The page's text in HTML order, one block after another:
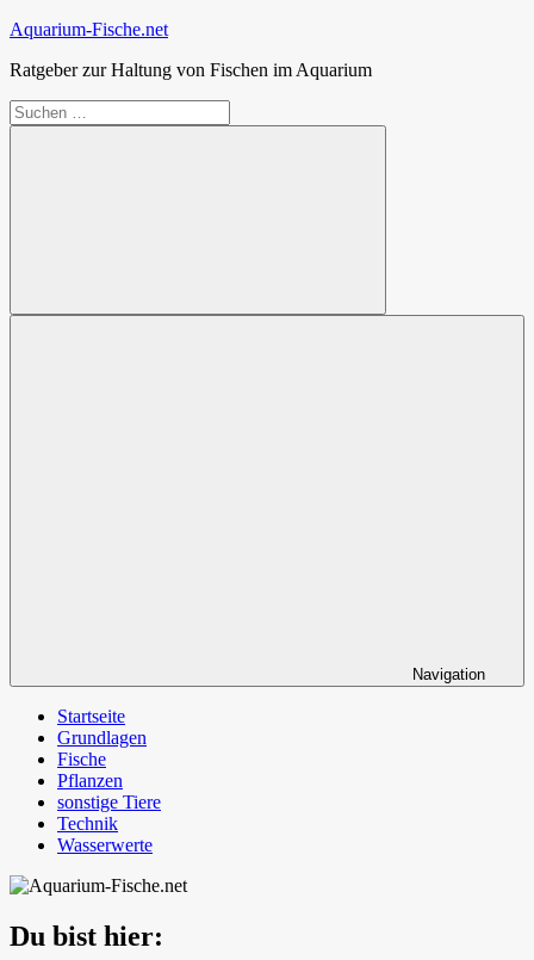
Zum
springen
Aquarium-Fische.net
Ratgeber zur Haltung von Fischen im Aquarium
Suchen
nach:
Suchen
Navigation
Startseite
Grundlagen
Fische
Pflanzen
sonstige Tiere
Technik
Wasserwerte
Du bist hier: